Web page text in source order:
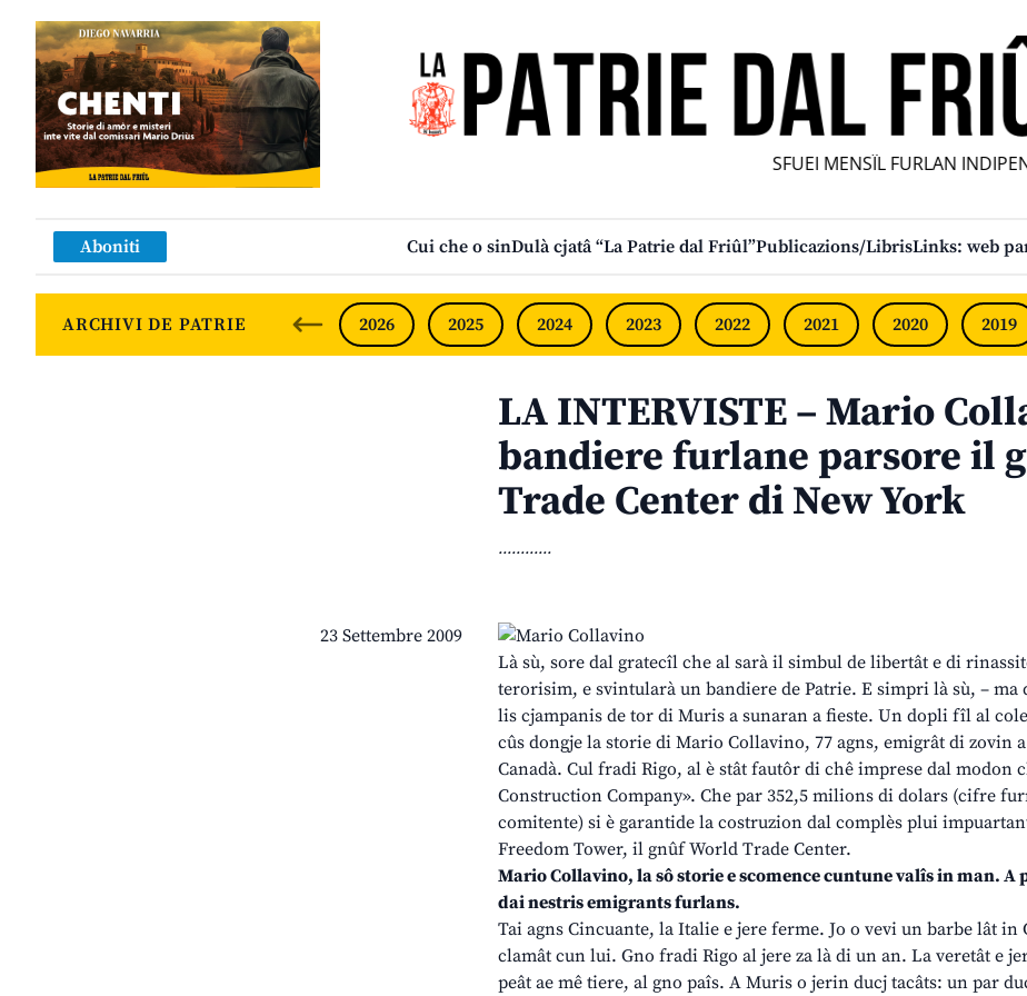
SFUEI MENSÎL FURLAN
Aboniti Cui che o sinDulà cjatâ “La Patrie dal Friûl”Publicazions/LibrisLinks: web
ARCHIVI DE PATRIE 2026 2025 2024 2023 2022 2021 2020 2019
LA INTERVISTE – Mario
bandiere furlane parsore il
Trade Center di New York
............
23 Settembre 2009
Là sù, sore dal gratecîl che al sarà il simbul de libertât e di
terorisim, e svintularà un bandiere de Patrie. E simpri là sù, – ma
lis cjampanis de tor di Muris a sunaran a fieste. Un dopli fîl al
cûs dongje la storie di Mario Collavino, 77 agns, emigrât di zovin
Canadà. Cul fradi Rigo, al è stât fautôr di chê imprese dal modon
Construction Company». Che par 352,5 milions di dolars (cifre
comitente) si è garantide la costruzion dal complès plui
Freedom Tower, il gnûf World Trade Center.
Mario Collavino, la sô storie e scomence cuntune valîs in man. A
dai nestris emigrants furlans.
Tai agns Cincuante, la Italie e jere ferme. Jo o vevi un barbe lât in
clamât cun lui. Gno fradi Rigo al jere za là di un an. La veretât e
peât ae mê tiere, al gno paîs. A Muris o jerin ducj tacâts: un par